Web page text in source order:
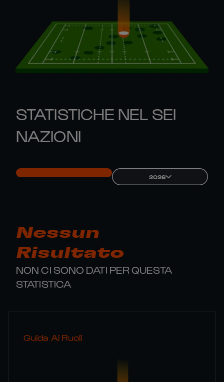
STATISTICHE NEL SEI
NAZIONI
2026
Nessun
Risultato
NON CI SONO DATI PER QUESTA
STATISTICA
Guida Ai Ruoli